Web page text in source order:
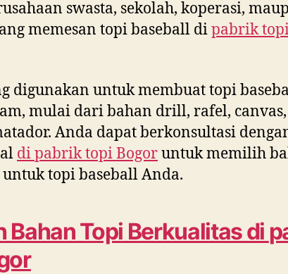
swasta, sekolah, koperasi,
memesan topi baseball dipabrik
digunakan untuk membuat topi
mulai dari bahan drill, rafel, canvas,
Anda dapat berkonsultasi
dipabrik topi Bogoruntuk memilih
topi baseball Anda.
Bahan Topi Berkualitas di